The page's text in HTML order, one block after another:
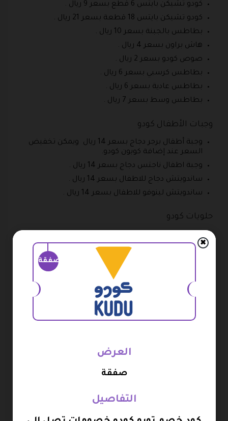
كودو تشيكن بايتس 6 قطع بسعر 9 ريال .
كودو تشيكن بايتس 18 قطعة بسعر 21 ريال .
بطاطس بالجبنة بسعر 10 ريال .
هاش براون بسعر 4 ريال .
صوص كودو بسعر 2 ريال .
بطاطس كرسبي بسعر 6 ريال .
بطاطس عادية بسعر 6 ريال .
بطاطس وسط بسعر 7 ريال .
وجبات الأطفال كودو
وجبة أطفال برجر دجاج بسعر 14 ريال ويمكن تخفيض
السعر عند إضافة كوبون كودو.
وجبة اطفال ناجتس دجاج بسعر 14 ريال .
ساندويتش دجاج للاطفال بسعر 14 ريال .
ساندويتش لينوفو للاطفال بسعر 14 ريال .
حلويات كودو
نيويورك تشيز كيك بسعر 11 ريال .
شوكليت دريم كليك بسعر 8 ريال .
فروزن تويست شوكولاته بسعر 8 ريال .
فروزن تويست فراولة بسعر 8 ريال .
عصير برتقال كبير بسعر 12 ريال .
عصير تفاح كبير بسعر 12 ريال .
صفقة
✖
العرض
صفقة
التفاصيل